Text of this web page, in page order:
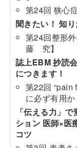
第24回 狭心
聞きたい！ 知
第24回整形
藤 究】
誌上EBM 抄読
につきます！
第22回 “pain
に必ず有用
「伝える力」
ション 医師×医
コツ